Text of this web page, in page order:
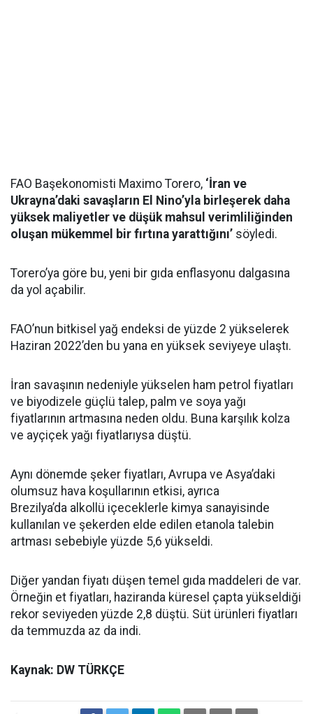
FAO Başekonomisti Maximo Torero, ‘İran ve
Ukrayna’daki savaşların El Nino’yla birleşerek daha
yüksek maliyetler ve düşük mahsul verimliliğinden
oluşan mükemmel bir fırtına yarattığını’ söyledi.
Torero’ya göre bu, yeni bir gıda enflasyonu dalgasına
da yol açabilir.
FAO’nun bitkisel yağ endeksi de yüzde 2 yükselerek
Haziran 2022’den bu yana en yüksek seviyeye ulaştı.
İran savaşının nedeniyle yükselen ham petrol fiyatları
ve biyodizele güçlü talep, palm ve soya yağı
fiyatlarının artmasına neden oldu. Buna karşılık kolza
ve ayçiçek yağı fiyatlarıysa düştü.
Aynı dönemde şeker fiyatları, Avrupa ve Asya’daki
olumsuz hava koşullarının etkisi, ayrıca
Brezilya’da alkollü içeceklerle kimya sanayisinde
kullanılan ve şekerden elde edilen etanola talebin
artması sebebiyle yüzde 5,6 yükseldi.
Diğer yandan fiyatı düşen temel gıda maddeleri de var.
Örneğin et fiyatları, haziranda küresel çapta yükseldiği
rekor seviyeden yüzde 2,8 düştü. Süt ürünleri fiyatları
da temmuzda az da indi.
Kaynak: DW TÜRKÇE